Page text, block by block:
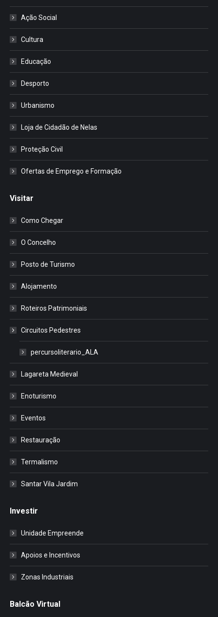
Ação Social
Cultura
Educação
Desporto
Urbanismo
Loja de Cidadão de Nelas
Proteção Civil
Ofertas de Emprego e Formação
Visitar
Como Chegar
O Concelho
Posto de Turismo
Alojamento
Roteiros Patrimoniais
Circuitos Pedestres
percursoliterario_ALA
Lagareta Medieval
Enoturismo
Eventos
Restauração
Termalismo
Santar Vila Jardim
Investir
Unidade Empreende
Apoios e Incentivos
Zonas Industriais
Balcão Virtual